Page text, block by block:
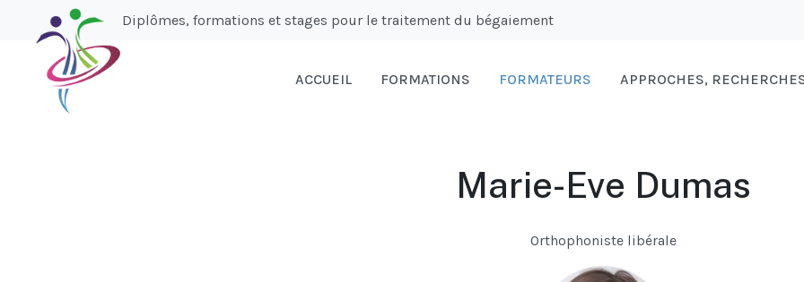
Diplômes, formations et stages pour le traitement du bégaiement
ACCUEIL FORMATIONS FORMATEURS APPROCHES,
Marie-Eve Dumas
Orthophoniste libérale